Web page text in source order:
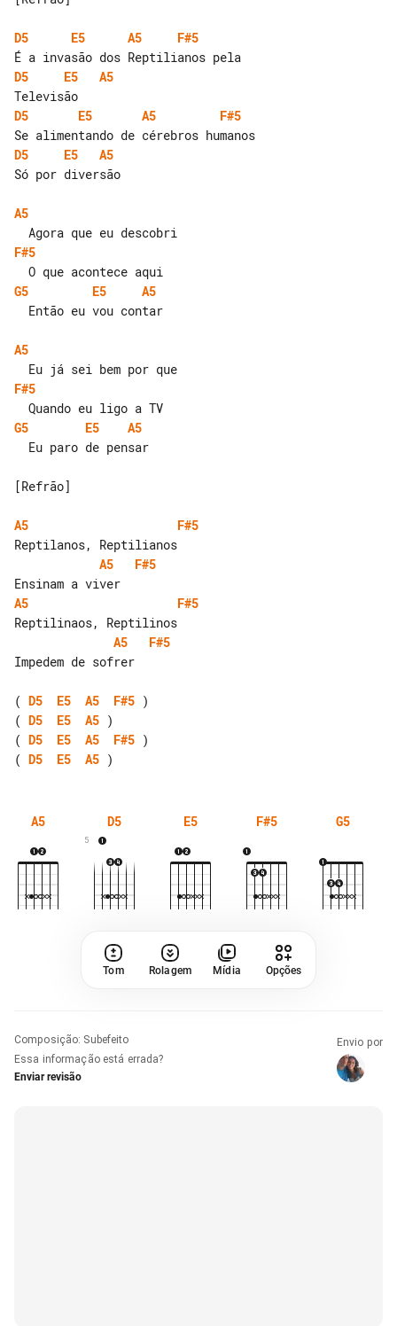
D5 E5 A5
F#5
D5
E5
A5
D5
E5 A5
F#5
D5
E5
A5
Só por diversão
A5
F#5
G5
E5
A5
A5
F#5
G5
E5
A5
[Refrão]
A5
F#5
A5
F#5
A5
F#5
A5
F#5
Impedem de sofrer
( D5 E5 A5 F#5
( D5 E5 A5
( D5 E5 A5 F#5
( D5 E5 A5
A5 D5
5
E5 F#5 G5
Tom Rolagem Mídia Opções
Composição: Subefeito
Essa informação está errada?
Enviar revisão
Envio por